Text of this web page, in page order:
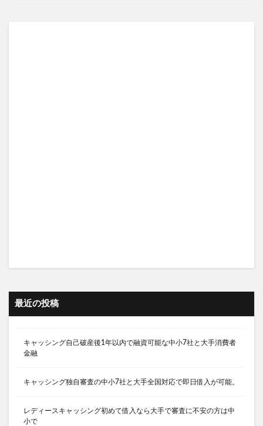
最近の投稿
キャッシング自己破産後1年以内で融資可能な中小7社と大手消費者
金融
キャッシング独自審査の中小7社と大手全国対応で即日借入が可能。
レディースキャッシング初めて借入なら大手で審査に不安の方は中
小で